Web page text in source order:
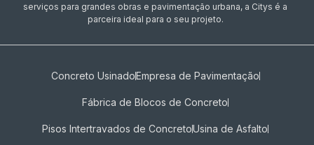
serviços para grandes obras e pavimentação urbana, a Citys é a
parceira ideal para o seu projeto.
Concreto UsinadoEmpresa de Pavimentação
Fábrica de Blocos de Concreto
Pisos Intertravados de Concreto​Usina de Asfalto